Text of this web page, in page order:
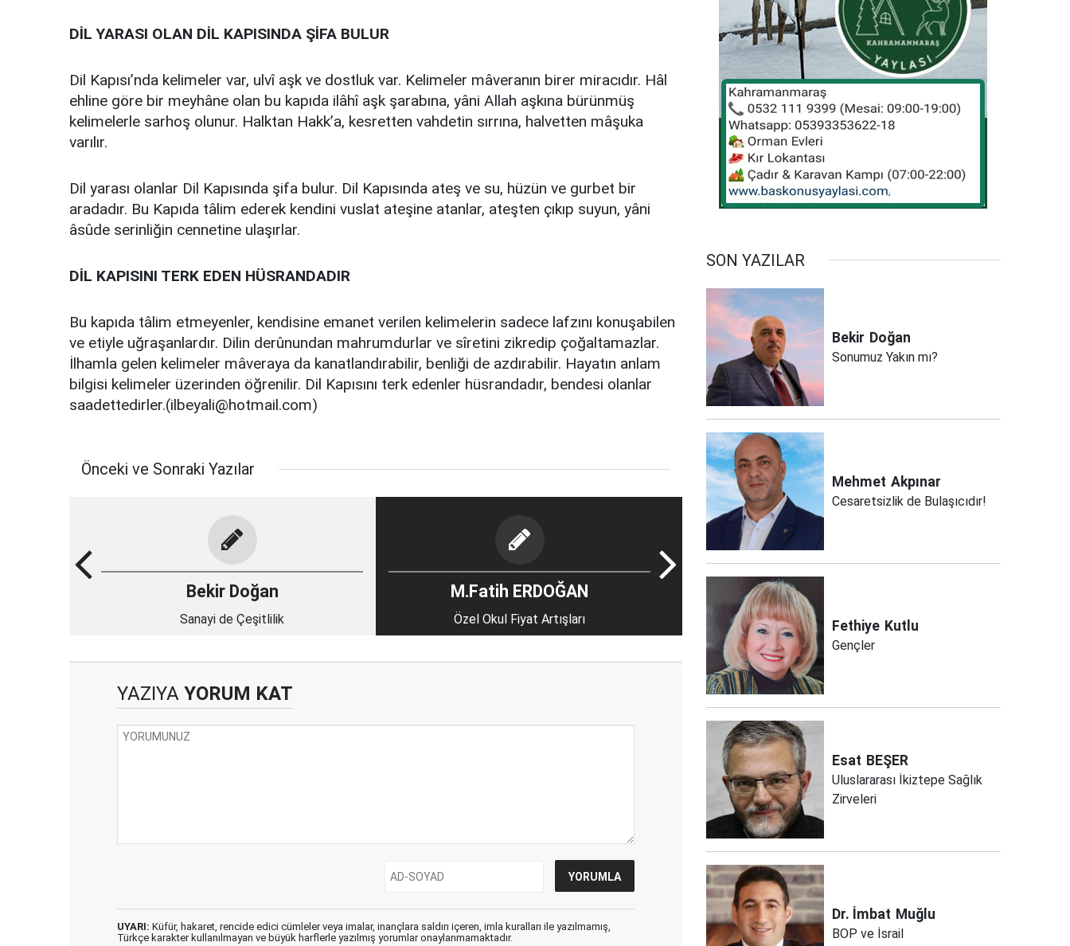
DİL YARASI OLAN DİL KAPISINDA ŞİFA BULUR
Dil Kapısı’nda kelimeler var, ulvî aşk ve dostluk var. Kelimeler mâveranın birer miracıdır. Hâl
ehline göre bir meyhâne olan bu kapıda ilâhî aşk şarabına, yâni Allah aşkına bürünmüş
kelimelerle sarhoş olunur. Halktan Hakk’a, kesretten vahdetin sırrına, halvetten mâşuka
varılır.
Dil yarası olanlar Dil Kapısında şifa bulur. Dil Kapısında ateş ve su, hüzün ve gurbet bir
aradadır. Bu Kapıda tâlim ederek kendini vuslat ateşine atanlar, ateşten çıkıp suyun, yâni
âsûde serinliğin cennetine ulaşırlar.
DİL KAPISINI TERK EDEN HÜSRANDADIR
Bu kapıda tâlim etmeyenler, kendisine emanet verilen kelimelerin sadece lafzını konuşabilen
ve etiyle uğraşanlardır. Dilin derûnundan mahrumdurlar ve sîretini zikredip çoğaltamazlar.
İlhamla gelen kelimeler mâveraya da kanatlandırabilir, benliği de azdırabilir. Hayatın anlam
bilgisi kelimeler üzerinden öğrenilir. Dil Kapısını terk edenler hüsrandadır, bendesi olanlar
saadettedirler.(ilbeyali@hotmail.com)
Önceki ve Sonraki Yazılar
Bekir Doğan
Sanayi de Çeşitlilik
M.Fatih ERDOĞAN
Özel Okul Fiyat Artışları
YAZIYA YORUM KAT
UYARI: Küfür, hakaret, rencide edici cümleler veya imalar, inançlara saldırı içeren, imla kuralları ile yazılmamış,
Türkçe karakter kullanılmayan ve büyük harflerle yazılmış yorumlar onaylanmamaktadır.
SON YAZILAR
Bekir Doğan
Sonumuz Yakın mı?
Mehmet Akpınar
Cesaretsizlik de Bulaşıcıdır!
Fethiye Kutlu
Gençler
Esat BEŞER
Uluslararası İkiztepe Sağlık
Zirveleri
Dr. İmbat Muğlu
BOP ve İsrail